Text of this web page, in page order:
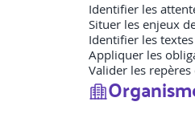
Identifier les
Situer les enjeux
Identifier les
Appliquer les
Valider les